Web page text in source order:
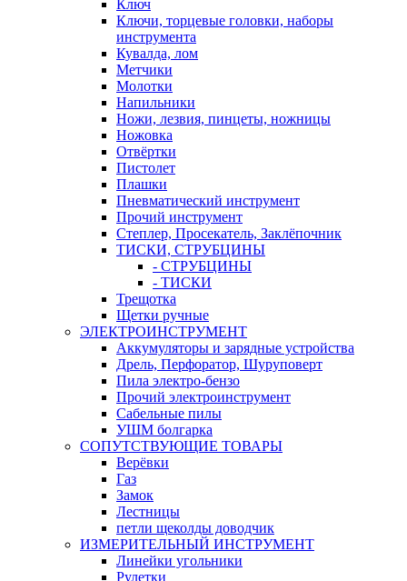
Ключ
Ключи, торцевые головки, наборы
инструмента
Кувалда, лом
Метчики
Молотки
Напильники
Ножи, лезвия, пинцеты, ножницы
Ножовка
Отвёртки
Пистолет
Плашки
Пневматический инструмент
Прочий инструмент
Степлер, Просекатель, Заклёпочник
ТИСКИ, СТРУБЦИНЫ
- СТРУБЦИНЫ
- ТИСКИ
Трещотка
Щетки ручные
ЭЛЕКТРОИНСТРУМЕНТ
Аккумуляторы и зарядные устройства
Дрель, Перфоратор, Шуруповерт
Пила электро-бензо
Прочий электроинструмент
Сабельные пилы
УШМ болгарка
СОПУТСТВУЮЩИЕ ТОВАРЫ
Верёвки
Газ
Замок
Лестницы
петли щеколды доводчик
ИЗМЕРИТЕЛЬНЫЙ ИНСТРУМЕНТ
Линейки угольники
Рулетки